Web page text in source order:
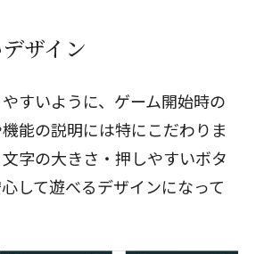
ザイン
すいように、ゲーム開始時の
能の説明には特にこだわりま
字の大きさ・押しやすいボタ
して遊べるデザインになって